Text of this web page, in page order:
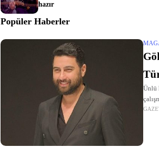
hazır
Popüler Haberler
Ünlü